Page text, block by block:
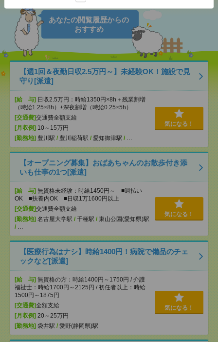
あなたの閲覧履歴からの
おすすめ
【週1回＆夜勤日収2.5万円～】未経験OK！施設で見
守り[派遣]
[給 与] 日収2.5万円：時給1350円×8h＋残業割増
（時給1.25×8h）+深夜割増（時給0.25×5h）
[交通費]交通費全額支給
[月収例] 10～15万円
[勤務地] 豊川駅 / 豊川稲荷駅 / 愛知御津駅 / …
気になる！
【オープニング募集】おばあちゃんのお散歩付き添
いも仕事の1つ[派遣]
[給 与] 無資格未経験：時給1450円～ ■週払い
OK ■扶養内OK ■日収1万1600円以上
[交通費]交通費全額支給
[勤務地] 名古屋大学駅 / 千種駅 / 東山公園(愛知県)駅
/ …
気になる！
【医療行為はナシ】時給1400円！病院で備品のチェ
ックなど[派遣]
[給 与] 無資格の方：時給1400円～1750円 / 介護
福祉士：時給1700円～2125円 / 初任者以上：時給
1500円～1875円
[交通費]全額支給
[月収例] 20～25万円
[勤務地] 袋井駅 / 愛野(静岡県)駅
気になる！